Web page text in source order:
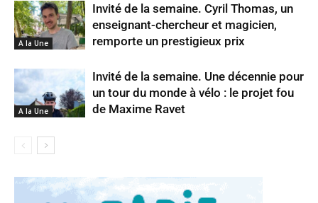
A la Une
Invité de la semaine. Cyril Thomas, un
enseignant-chercheur et magicien,
remporte un prestigieux prix
A la Une
Invité de la semaine. Une décennie pour
un tour du monde à vélo : le projet fou
de Maxime Ravet